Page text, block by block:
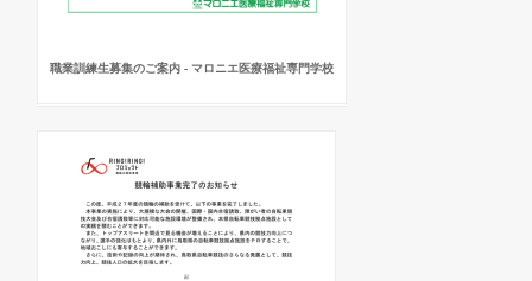
職業訓練生募集のご案内 - マロニエ医療福祉専門学校